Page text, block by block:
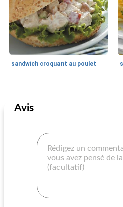
sandwich croquant au poulet
wrap de poulet croustillant
Avis